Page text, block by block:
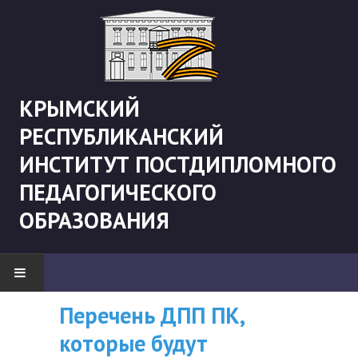
КРЫМСКИЙ
РЕСПУБЛИКАНСКИЙ
ИНСТИТУТ ПОСТДИПЛОМНОГО
ПЕДАГОГИЧЕСКОГО
ОБРАЗОВАНИЯ
НОВОСТИ
"Боевая" русистика
ВНИМАНИЮ
СЛУШАТЕЛЕЙ, У
Перечень ДПП ПК,
которые будут